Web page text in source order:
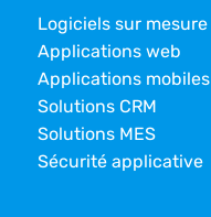
Logiciels sur mesure
Applications web
Applications mobiles
Solutions CRM
Solutions MES
Sécurité applicative